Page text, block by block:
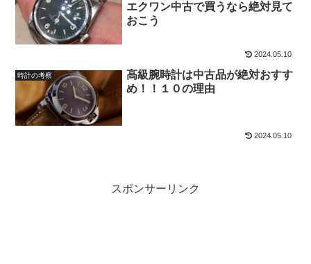
エクワン中古で買うなら絶対見て
おこう
2024.05.10
時計の考察
高級腕時計は中古品が絶対おすす
め！！１０の理由
2024.05.10
スポンサーリンク